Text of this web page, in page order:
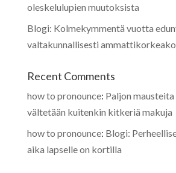
oleskelulupien muutoksista
Blogi: Kolmekymmentä vuotta
valtakunnallisesti
Recent Comments
how to pronounce: Paljon
vältetään kuitenkin kitkeriä makuja
how to pronounce: Blogi:
aika lapselle on kortilla